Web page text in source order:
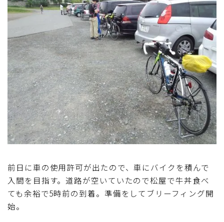
前日に車の使用許可が出たので、車にバイクを積んで
入間を目指す。道路が空いていたので松屋で牛丼食べ
ても余裕で5時前の到着。準備をしてブリーフィング開
始。